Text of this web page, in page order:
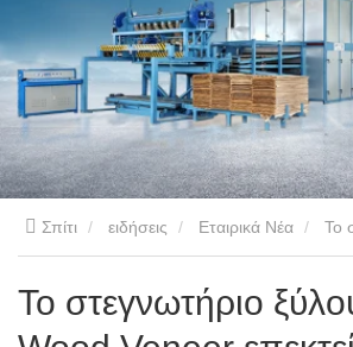
Σπίτι ειδήσεις Εταιρικά Νέα
Shine Wood Veneer επεκτείνει τις ευχές
ανακοινώνει το πρόγραμμα διακοπών του
Το στεγνωτήριο